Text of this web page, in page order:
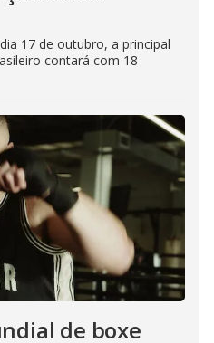
17 de outubro, a principal
contará com 18
de boxe